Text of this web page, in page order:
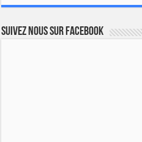
Suivez nous sur Facebook